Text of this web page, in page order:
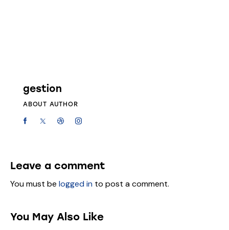
gestion
ABOUT AUTHOR
Leave a comment
You must be logged in to post a comment.
You May Also Like